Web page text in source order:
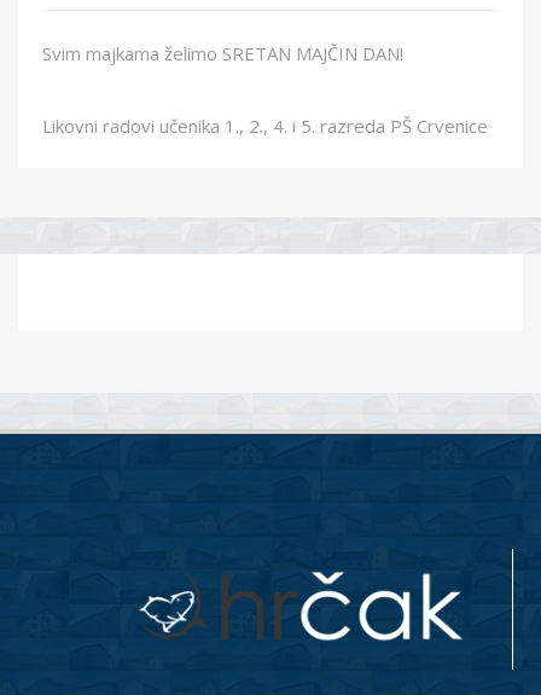
Svim majkama želimo SRETAN MAJČIN DAN!
Likovni radovi učenika 1., 2., 4. i 5. razreda PŠ Crvenice